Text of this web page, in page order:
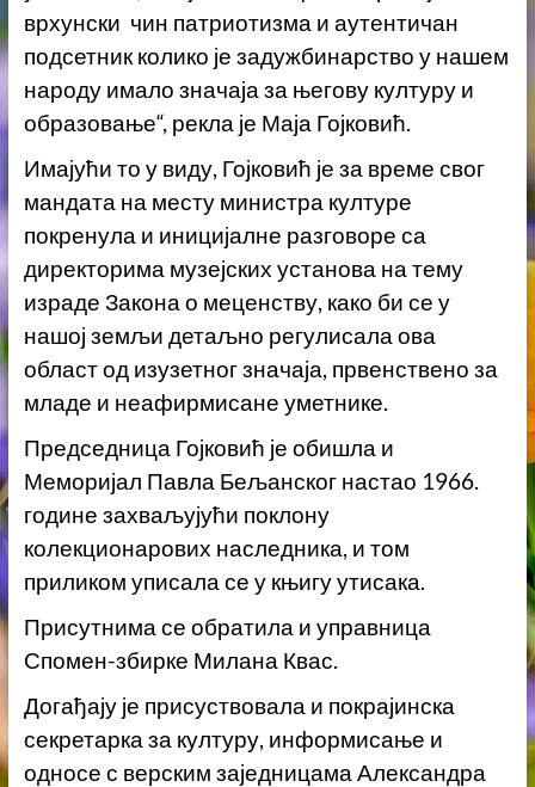
врхунски чин патриотизма и аутентичан
подсетник колико је задужбинарство у нашем
народу имало значаја за његову културу и
образовање“, рекла је Маја Гојковић.
Имајући то у виду, Гојковић је за време свог
мандата на месту министра културе
покренула и иницијалне разговоре са
директорима музејских установа на тему
израде Закона о меценству, како би се у
нашој земљи детаљно регулисала ова
област од изузетног значаја, првенствено за
младе и неафирмисане уметнике.
Председница Гојковић је обишла и
Меморијал Павла Бељанског настао 1966.
године захваљујући поклону
колекционарових наследника, и том
приликом уписала се у књигу утисака.
Присутнима се обратила и управница
Спомен-збирке Милана Квас.
Догађају је присуствовала и покрајинска
секретарка за културу, информисање и
односе с верским заједницама Александра